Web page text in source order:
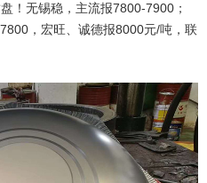
！无锡稳，主流报7800-7900；
，宏旺、诚德报8000元/吨，联